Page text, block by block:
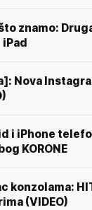
znamo:
Nova
i iPhone
KORONE
konzolama:
(VIDEO)